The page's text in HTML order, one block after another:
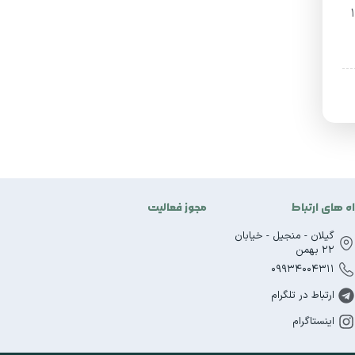
داشت و حذف رمز عبور ویندوز 10
های ارتباط
گیلان - منجیل - خیابان
22 بهمن
09934004311
ارتباط در تلگرام
اینستاگرام
مجوز فعالیت